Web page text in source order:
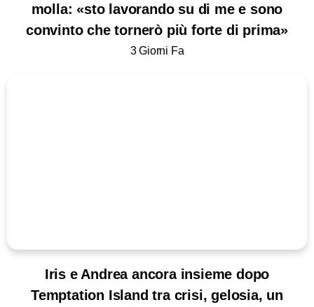
molla: «sto lavorando su di me e sono
convinto che tornerò più forte di prima»
3 Giorni Fa
Iris e Andrea ancora insieme dopo
Temptation Island tra crisi, gelosia, un